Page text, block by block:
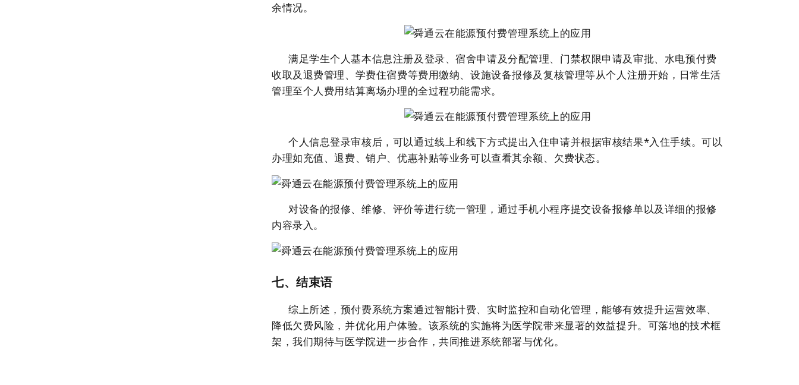
余情况。
满足学生个人基本信息注册及登录、宿舍申请及分配管理、门禁权限申请及审批、水电预付费
收取及退费管理、学费住宿费等费用缴纳、设施设备报修及复核管理等从个人注册开始，日常生活
管理至个人费用结算离场办理的全过程功能需求。
个人信息登录审核后，可以通过线上和线下方式提出入住申请并根据审核结果*入住手续。可以
办理如充值、退费、销户、优惠补贴等业务可以查看其余额、欠费状态。
对设备的报修、维修、评价等进行统一管理，通过手机小程序提交设备报修单以及详细的报修
内容录入。
七、结束语
综上所述，预付费系统方案通过智能计费、实时监控和自动化管理，能够有效提升运营效率、
降低欠费风险，并优化用户体验。该系统的实施将为医学院带来显著的效益提升。可落地的技术框
架，我们期待与医学院进一步合作，共同推进系统部署与优化。